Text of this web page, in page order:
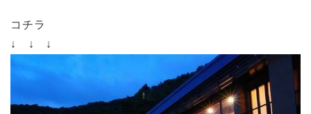
コチラ
↓ ↓ ↓